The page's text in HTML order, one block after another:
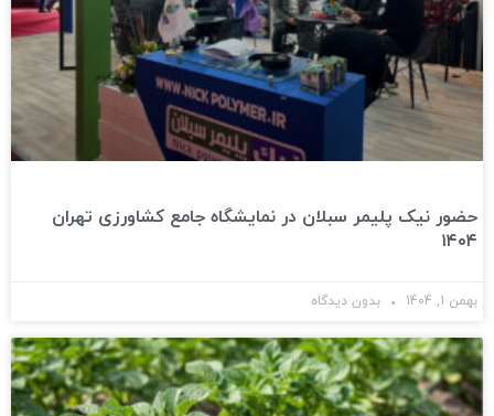
حضور نیک پلیمر سبلان در نمایشگاه جامع کشاورزی تهران
۱۴۰۴
بهمن 1, 1404 بدون دیدگاه